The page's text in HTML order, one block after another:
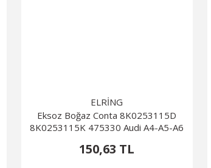
ELRİNG
Eksoz Boğaz Conta 8K0253115D
8K0253115K 475330 Audi A4-A5-A6
150,63 TL